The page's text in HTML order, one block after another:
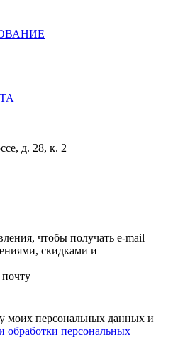
д. 28, к. 2
чтобы получать e-mail
скидками и
моих персональных данных и
обработки персональных